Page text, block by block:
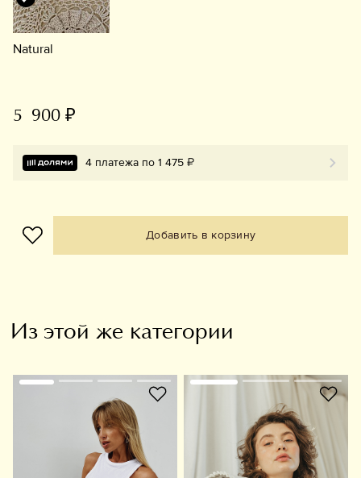
Natural
5 900 ₽
4 платежа по 1 475 ₽
Добавить в корзину
Из этой же категории